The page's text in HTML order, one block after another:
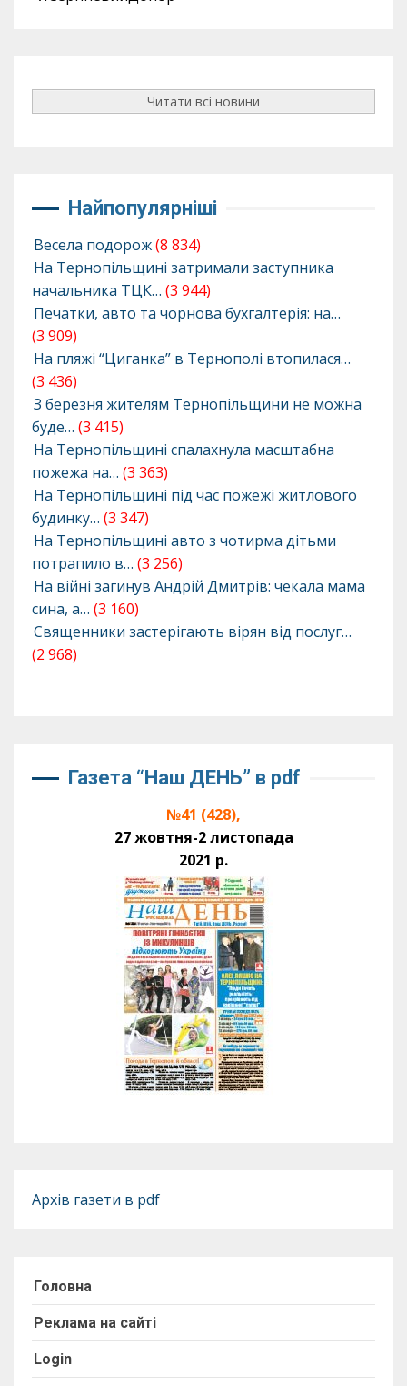
Читати всі новини
Найпопулярніші
Весела подорож(8 834)
На Тернопільщині затримали заступника
начальника ТЦК… (3 944)
Печатки, авто та чорнова бухгалтерія: на…
(3 909)
На пляжі “Циганка” в Тернополі втопилася…
(3 436)
З березня жителям Тернопільщини не можна
буде… (3 415)
На Тернопільщині спалахнула масштабна
пожежа на… (3 363)
На Тернопільщині під час пожежі житлового
будинку… (3 347)
На Тернопільщині авто з чотирма дітьми
потрапило в… (3 256)
На війні загинув Андрій Дмитрів: чекала мама
сина, а… (3 160)
Священники застерігають вірян від послуг…
(2 968)
Газета “Наш ДЕНЬ” в pdf
№41 (428),
27 жовтня-2 листопада
2021 р.
Архів газети в pdf
Головна
Реклама на сайті
Login